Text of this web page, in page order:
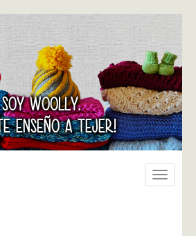
SOY WOOLLY.
ENSEÑO A TEJER!
Toggle